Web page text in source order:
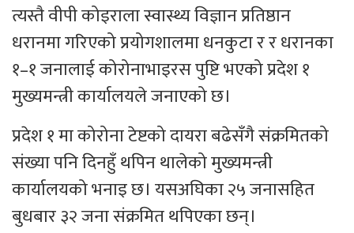
त्यस्तै वीपी कोइराला स्वास्थ्य विज्ञान प्रतिष्ठान
धरानमा गरिएको प्रयोगशालमा धनकुटा र र धरानका
१–१ जनालाई कोरोनाभाइरस पुष्टि भएको प्रदेश १
मुख्यमन्त्री कार्यालयले जनाएको छ।
प्रदेश १ मा कोरोना टेष्टको दायरा बढेसँगै संक्रमितको
संख्या पनि दिनहुँ थपिन थालेको मुख्यमन्त्री
कार्यालयको भनाइ छ। यसअघिका २५ जनासहित
बुधबार ३२ जना संक्रमित थपिएका छन्।